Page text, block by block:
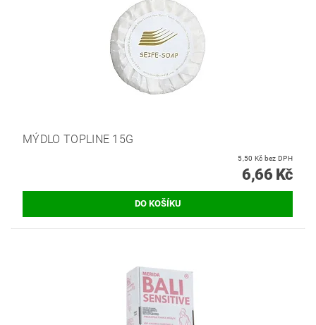
MÝDLO TOPLINE 15G
5,50 Kč bez DPH
6,66 Kč